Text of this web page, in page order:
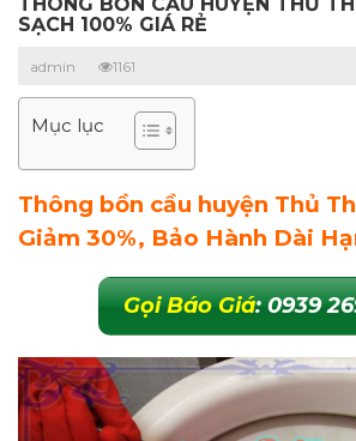
SẠCH 100% GIÁ RẺ
admin 1161
Mục lục
Thông bồn cầu huyện Thủ
Giảm 30%, Bảo Hành Dài
Gọi Báo Giá: 0939